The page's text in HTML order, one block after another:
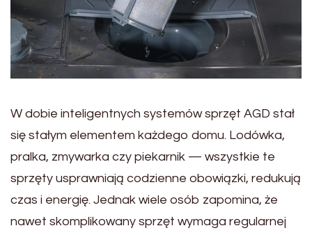
W dobie inteligentnych systemów sprzęt AGD stał
się stałym elementem każdego domu. Lodówka,
pralka, zmywarka czy piekarnik — wszystkie te
sprzęty usprawniają codzienne obowiązki, redukują
czas i energię. Jednak wiele osób zapomina, że
nawet skomplikowany sprzęt wymaga regularnej